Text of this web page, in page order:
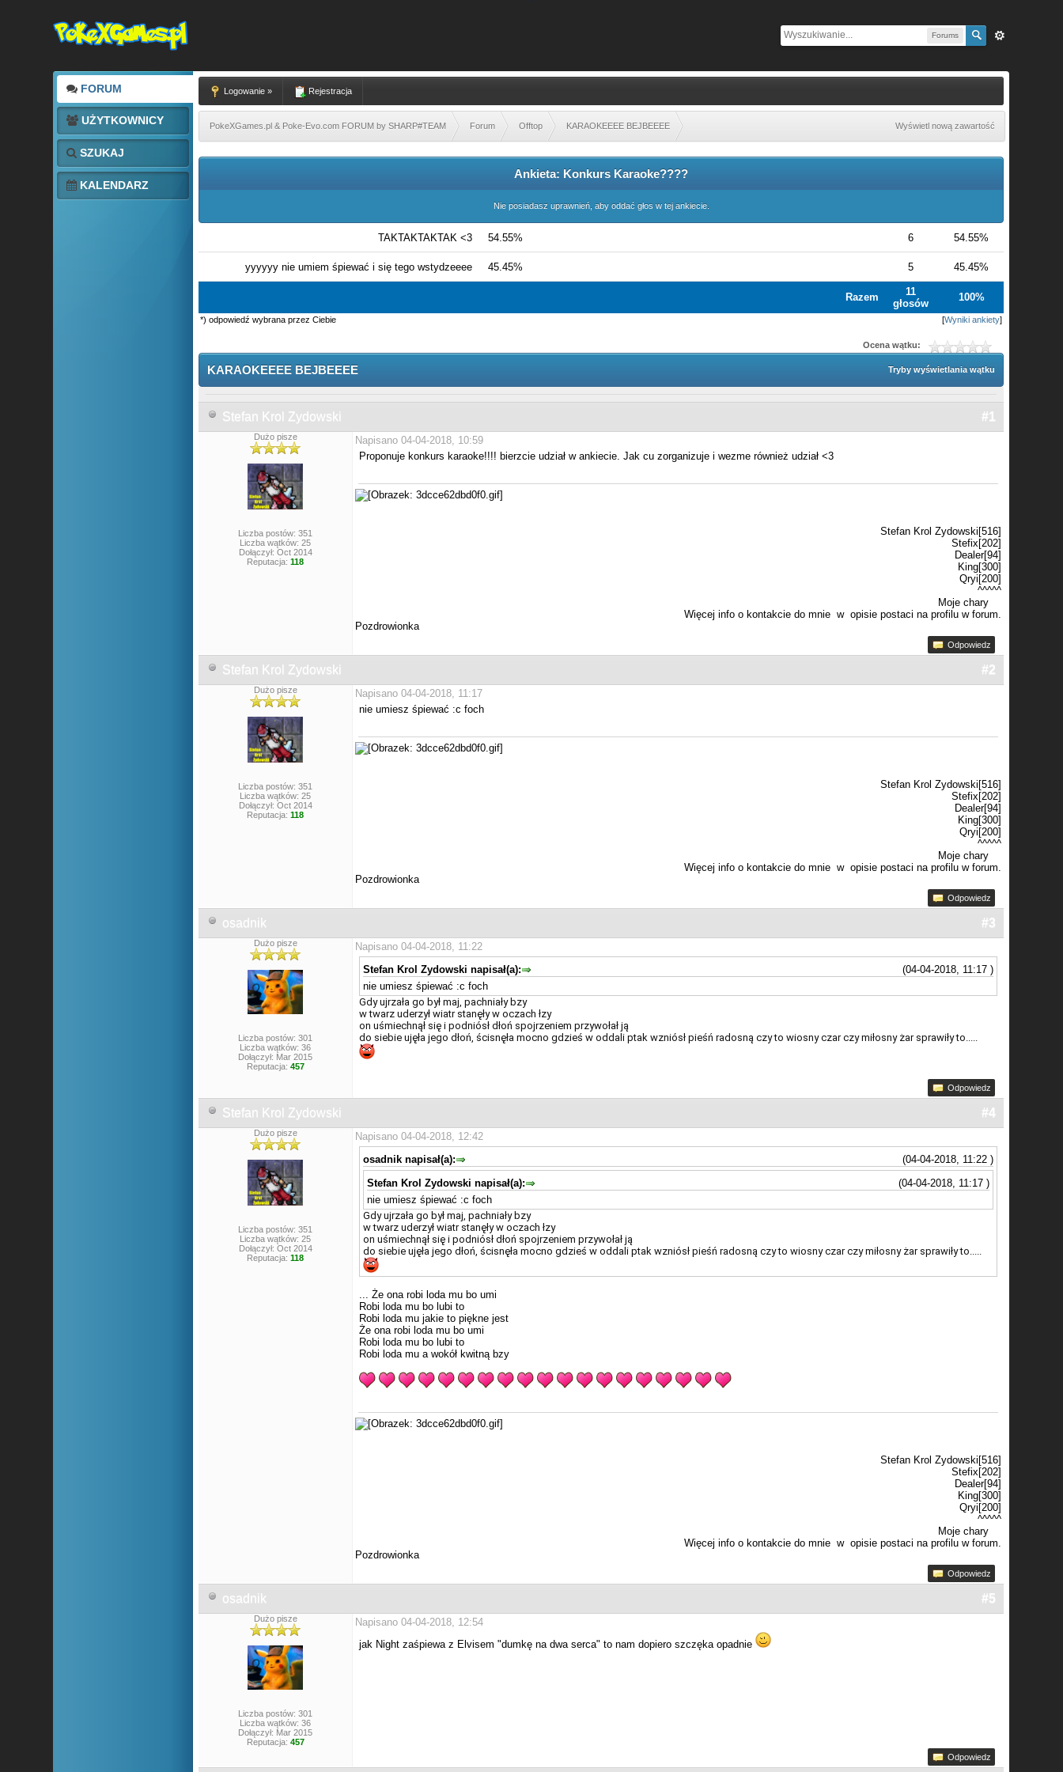
Forums
FORUM
UŻYTKOWNICY
SZUKAJ
KALENDARZ
Logowanie » Rejestracja
PokeXGames.pl & Poke-Evo.com FORUM by SHARP#TEAM Forum Offtop KARAOKEEEE BEJBEEEE Wyświetl nową zawartość
Ankieta: Konkurs Karaoke????
Nie posiadasz uprawnień, aby oddać głos w tej ankiecie.
TAKTAKTAKTAK <3 54.55% 6 54.55%
yyyyyy nie umiem śpiewać i się tego wstydzeeee 45.45% 5 45.45%
Razem
11
głosów
100%
*) odpowiedź wybrana przez Ciebie [Wyniki ankiety]
Ocena wątku:
Tryby wyświetlania wątku
KARAOKEEEE BEJBEEEE
Stefan Krol Zydowski #1
Dużo pisze
Liczba postów: 351
Liczba wątków: 25
Dołączył: Oct 2014
Reputacja:118
Napisano 04-04-2018, 10:59
Proponuje konkurs karaoke!!!! bierzcie udział w ankiecie. Jak cu zorganizuje i wezme również udział <3
Stefan Krol Zydowski[516]
Stefix[202]
Dealer[94]
King[300]
Qryi[200]
^^^^^
Moje chary
Więcej info o kontakcie do mnie w opisie postaci na profilu w forum.
Pozdrowionka
Odpowiedz
Stefan Krol Zydowski #2
Dużo pisze
Liczba postów: 351
Liczba wątków: 25
Dołączył: Oct 2014
Reputacja:118
Napisano 04-04-2018, 11:17
nie umiesz śpiewać :c foch
Stefan Krol Zydowski[516]
Stefix[202]
Dealer[94]
King[300]
Qryi[200]
^^^^^
Moje chary
Więcej info o kontakcie do mnie w opisie postaci na profilu w forum.
Pozdrowionka
Odpowiedz
osadnik #3
Dużo pisze
Liczba postów: 301
Liczba wątków: 36
Dołączył: Mar 2015
Reputacja: 457
Napisano 04-04-2018, 11:22
(04-04-2018, 11:17 )
Stefan Krol Zydowski napisał(a):
nie umiesz śpiewać :c foch
Gdy ujrzała go był maj, pachniały bzy
w twarz uderzył wiatr stanęły w oczach łzy
on uśmiechnął się i podniósł dłoń spojrzeniem przywołał ją
do siebie ujęła jego dłoń, ścisnęła mocno gdzieś w oddali ptak wzniósł pieśń radosną czy to wiosny czar czy miłosny żar sprawiły to.....
Odpowiedz
Stefan Krol Zydowski #4
Dużo pisze
Liczba postów: 351
Liczba wątków: 25
Dołączył: Oct 2014
Reputacja:118
Napisano 04-04-2018, 12:42
(04-04-2018, 11:22 )
osadnik napisał(a):
(04-04-2018, 11:17 )
Stefan Krol Zydowski napisał(a):
nie umiesz śpiewać :c foch
Gdy ujrzała go był maj, pachniały bzy
w twarz uderzył wiatr stanęły w oczach łzy
on uśmiechnął się i podniósł dłoń spojrzeniem przywołał ją
do siebie ujęła jego dłoń, ścisnęła mocno gdzieś w oddali ptak wzniósł pieśń radosną czy to wiosny czar czy miłosny żar sprawiły to.....
... Że ona robi loda mu bo umi
Robi loda mu bo lubi to
Robi loda mu jakie to piękne jest
Że ona robi loda mu bo umi
Robi loda mu bo lubi to
Robi loda mu a wokół kwitną bzy
Stefan Krol Zydowski[516]
Stefix[202]
Dealer[94]
King[300]
Qryi[200]
^^^^^
Moje chary
Więcej info o kontakcie do mnie w opisie postaci na profilu w forum.
Pozdrowionka
Odpowiedz
osadnik #5
Dużo pisze
Liczba postów: 301
Liczba wątków: 36
Dołączył: Mar 2015
Reputacja: 457
Napisano 04-04-2018, 12:54
jak Night zaśpiewa z Elvisem "dumkę na dwa serca" to nam dopiero szczęka opadnie
Odpowiedz